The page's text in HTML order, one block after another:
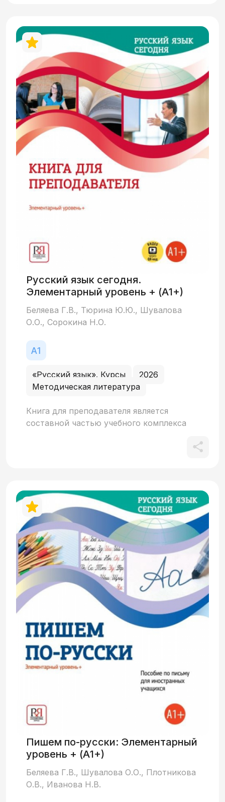
качестве самостоятельного пособия.
Цель пособия – формирование и развитие
навыков аудирования в соответствии с
требованиями к Элементарному уровню
владения РКИ. Аудиоматериалы пособия
доступны для онлайн-прослушивания и
скачивания через QR-код.
Русский язык сегодня.
Элементарный уровень + (А1+)
Беляева Г.В., Тюрина Ю.Ю., Шувалова
О.О., Сорокина Н.О.
«Русский язык». Курсы
2026
Методическая литература
Книга для преподавателя является
составной частью учебного комплекса
вошли тексты аудиоматериалов
учебника, подробные описания игр и QR-
коды, через которые осуществляется
доступ к фотоколлажам и
видеоматериалам, сопровождающим
уроки учебника. В отдельные разделы
выделены методические рекомендации
по работе над русской фонетикой и
поурочные контрольные работы.
Пишем по-русски: Элементарный
уровень + (А1+)
Беляева Г.В., Шувалова О.О., Плотникова
О.В., Иванова Н.В.